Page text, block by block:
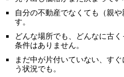
自分の不動産でなくても（親
す。
どんな場所でも、どんなに古
条件はありません。
まだ中が片付いていない、す
う状況でも。